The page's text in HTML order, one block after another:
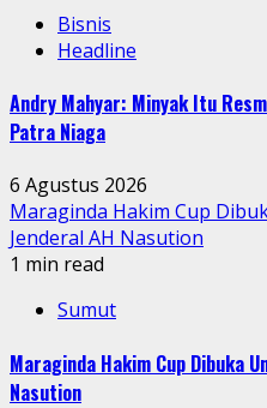
Bisnis
Headline
Andry Mahyar: Minyak Itu
Patra Niaga
6 Agustus 2026
Maraginda Hakim Cup
Jenderal AH Nasution
1 min read
Sumut
Maraginda Hakim Cup Dibuka
Nasution